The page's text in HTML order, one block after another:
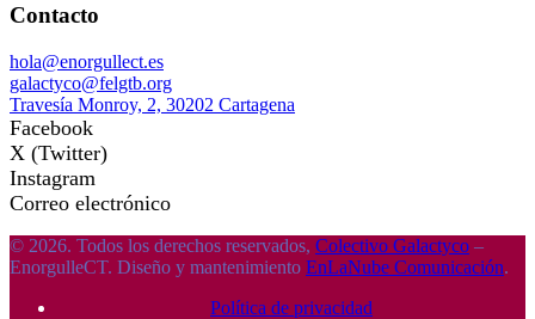
Contacto
hola@enorgullect.es
galactyco@felgtb.org
Travesía Monroy, 2, 30202 Cartagena
Facebook
X (Twitter)
Instagram
Correo electrónico
© 2026. Todos los derechos reservados, Colectivo Galactyco –
EnorgulleCT. Diseño y mantenimiento EnLaNube Comunicación.
Política de privacidad